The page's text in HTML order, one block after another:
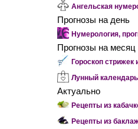
Ангельская
Прогнозы на день
Нумерология,
Прогнозы на месяц
Гороскоп стрижек
Лунный
Актуально
Рецепты из
Рецепты из